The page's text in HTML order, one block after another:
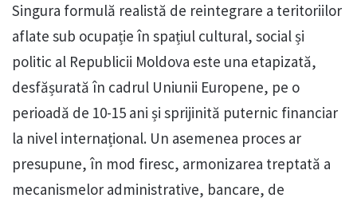
Singura formulă realistă de reintegrare a teritoriilor
aflate sub ocupație în spațiul cultural, social și
politic al Republicii Moldova este una etapizată,
desfășurată în cadrul Uniunii Europene, pe o
perioadă de 10-15 ani și sprijinită puternic financiar
la nivel internațional. Un asemenea proces ar
presupune, în mod firesc, armonizarea treptată a
mecanismelor administrative, bancare, de